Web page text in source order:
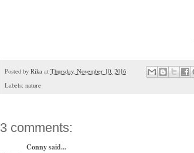
Posted by Rika at Thursday, November 10, 2016
Labels: nature
3 comments:
Connysaid...